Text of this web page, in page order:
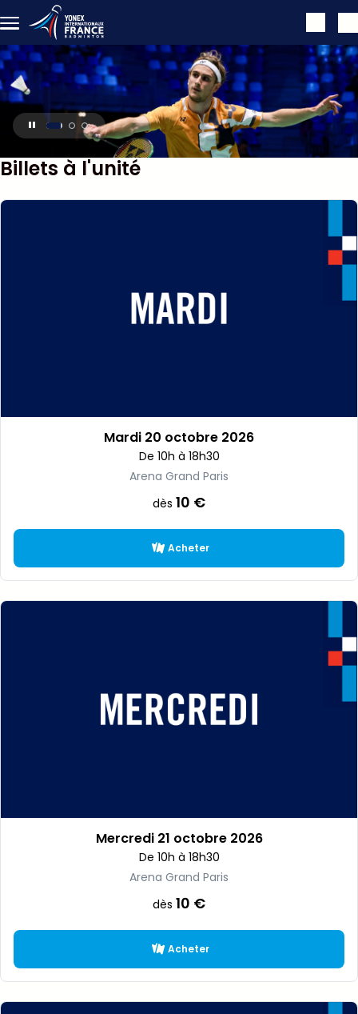
Aller au contenu principal
1 2 3
Billets à l'unité
Mardi 20 octobre 2026
De 10h à 18h30
Arena Grand Paris
dès 10 €
Acheter
Mercredi 21 octobre 2026
De 10h à 18h30
Arena Grand Paris
dès 10 €
Acheter